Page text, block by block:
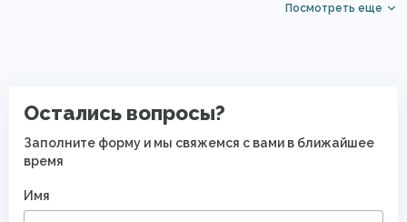
Голубые ковры
Посмотреть еще
Остались вопросы?
Заполните форму и мы свяжемся с вами в ближайшее
время
Имя